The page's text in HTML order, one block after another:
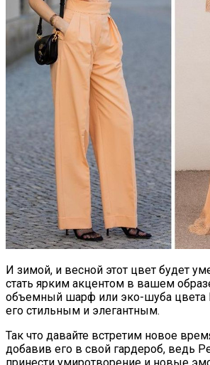
И зимой, и весной этот цвет будет
стать ярким акцентом в вашем
объемный шарф или эко-шуба цвета
его стильным и элегантным.
Так что давайте встретим новое
добавив его в свой гардероб, ведь